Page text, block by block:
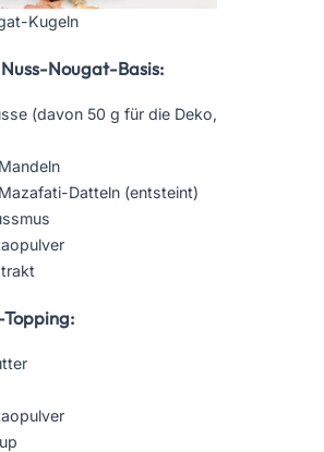
Kugeln
Nougat-Basis:
(davon 50 g für die Deko,
Datteln (entsteint)
Topping: